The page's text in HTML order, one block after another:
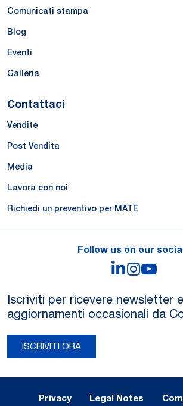
Comunicati stampa
Blog
Eventi
Galleria
Contattaci
Vendite
Post Vendita
Media
Lavora con noi
Richiedi un preventivo per MATE
Follow us on our
LinkedIn
Iscriviti per ricevere newsletter e
aggiornamenti occasionali da
ISCRIVITI ORA
Privacy Legal Notes